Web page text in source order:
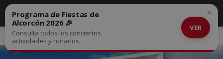
Inicio Noticias
Programa de Fiestas de
Alcorcón 2026 🎉
Consulta todos los conciertos,
actividades y horarios
VER
×